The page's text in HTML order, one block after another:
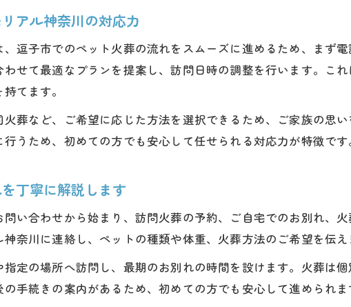
アル神奈川の対応力
逗子市でのペット火葬の流れをスムーズに進めるため、まず
せて最適なプランを提案し、訪問日時の調整を行います。こ
てます。
葬など、ご希望に応じた方法を選択できるため、ご家族の思
うため、初めての方でも安心して任せられる対応力が特徴です
丁寧に解説します
い合わせから始まり、訪問火葬の予約、ご自宅でのお別れ、
奈川に連絡し、ペットの種類や体重、火葬方法のご希望を伝え
定の場所へ訪問し、最期のお別れの時間を設けます。火葬は
手続きの案内があるため、初めての方でも安心して進められま